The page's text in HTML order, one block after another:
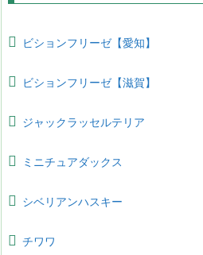
ビションフリーゼ【愛知】
ビションフリーゼ【滋賀】
ジャックラッセルテリア
ミニチュアダックス
シベリアンハスキー
チワワ